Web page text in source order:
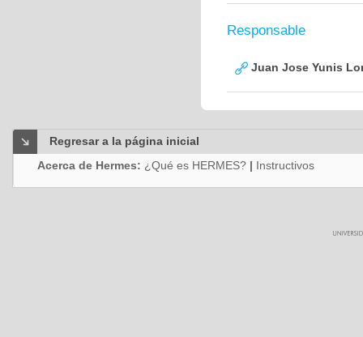
Responsable
Juan Jose Yunis
Regresar a la página inicial
Acerca de Hermes: ¿Qué es HERMES? | Instructivos